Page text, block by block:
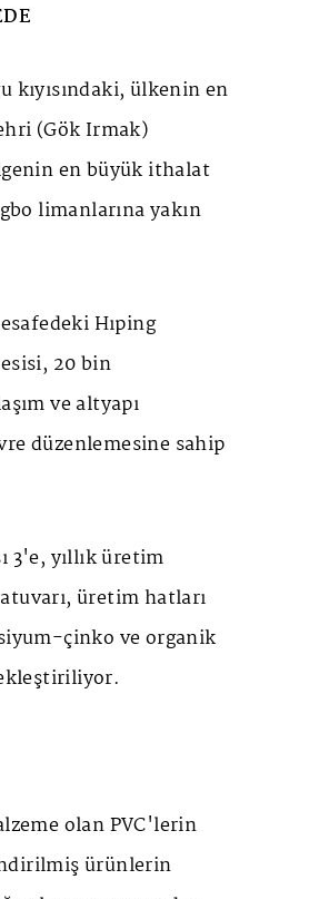
kıyısındaki, ülkenin en
(Gök Irmak)
en büyük ithalat
limanlarına yakın
Hıping
20 bin
ve altyapı
düzenlemesine sahip
3'e, yıllık üretim
üretim hatları
çinko ve organik
olan PVC'lerin
ürünlerin